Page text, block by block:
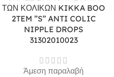
ΤΩΝ ΚΟΛΙΚΩΝ KIKKA BOO
2TEM ”S” ANTI COLIC
NIPPLE DROPS
31302010023
Άμεση παραλαβή